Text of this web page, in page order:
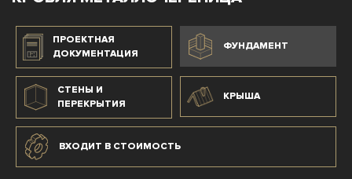
ПРОЕКТНАЯ
ДОКУМЕНТАЦИЯ
ФУНДАМЕНТ
СТЕНЫ И
ПЕРЕКРЫТИЯ
КРЫША
ВХОДИТ В СТОИМОСТЬ